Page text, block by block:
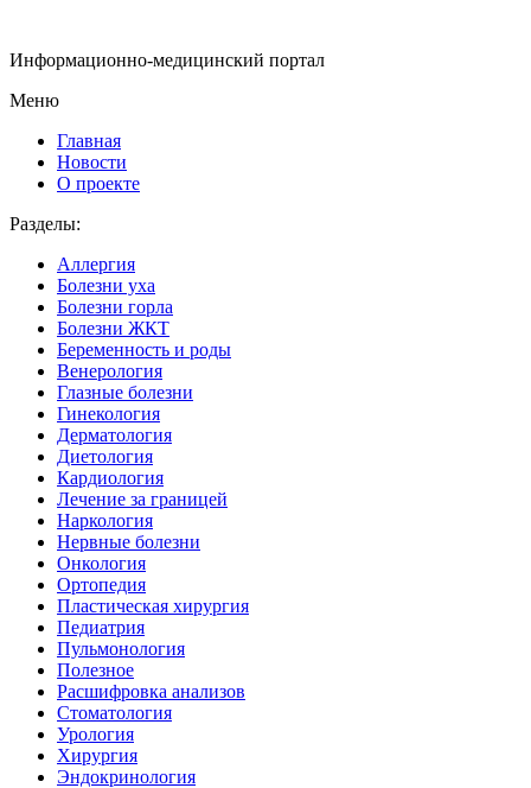
Информационно-медицинский портал
Меню
Главная
Новости
О проекте
Разделы:
Аллергия
Болезни уха
Болезни горла
Болезни ЖКТ
Беременность и роды
Венерология
Глазные болезни
Гинекология
Дерматология
Диетология
Кардиология
Лечение за границей
Наркология
Нервные болезни
Онкология
Ортопедия
Пластическая хирургия
Педиатрия
Пульмонология
Полезное
Расшифровка анализов
Стоматология
Урология
Хирургия
Эндокринология